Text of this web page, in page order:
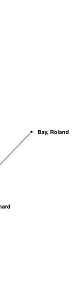
Bay, Roland